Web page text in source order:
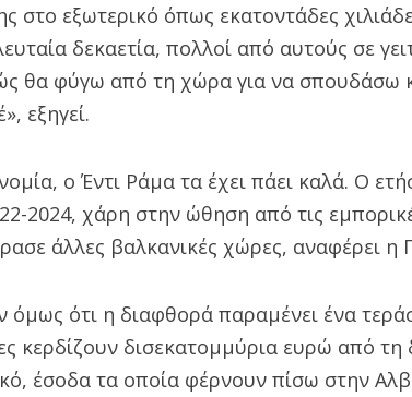
στο εξωτερικό όπως εκατοντάδες
δεκαετία, πολλοί από αυτούς σε
θα φύγω από τη χώρα για να σπουδάσω
εξηγεί.
ο Έντι Ράμα τα έχει πάει καλά. Ο
2024, χάρη στην ώθηση από τις
άλλες βαλκανικές χώρες, αναφέρει
όμως ότι η διαφθορά παραμένει ένα
κερδίζουν δισεκατομμύρια ευρώ από
έσοδα τα οποία φέρνουν πίσω στην